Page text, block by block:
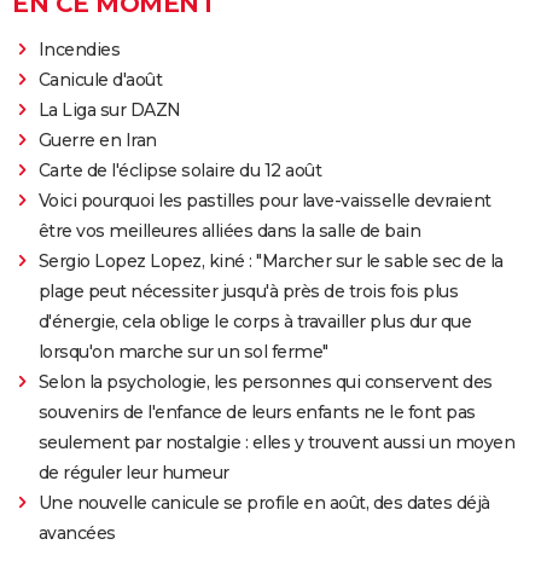
Incendies
Canicule d'août
La Liga sur DAZN
Guerre en Iran
Carte de l'éclipse solaire du 12 août
Voici pourquoi les pastilles pour lave-vaisselle devraient
être vos meilleures alliées dans la salle de bain
Sergio Lopez Lopez, kiné : "Marcher sur le sable sec de la
plage peut nécessiter jusqu'à près de trois fois plus
d'énergie, cela oblige le corps à travailler plus dur que
lorsqu'on marche sur un sol ferme"
Selon la psychologie, les personnes qui conservent des
souvenirs de l'enfance de leurs enfants ne le font pas
seulement par nostalgie : elles y trouvent aussi un moyen
de réguler leur humeur
Une nouvelle canicule se profile en août, des dates déjà
avancées